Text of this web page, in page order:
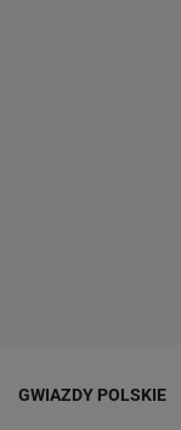
GWIAZDY POLSKIE